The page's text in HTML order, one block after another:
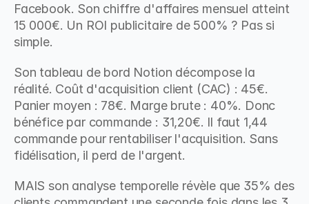
Facebook. Son chiffre d'affaires mensuel atteint
15 000€. Un ROI publicitaire de 500% ? Pas si
simple.
Son tableau de bord Notion décompose la
réalité. Coût d'acquisition client (CAC) : 45€.
Panier moyen : 78€. Marge brute : 40%. Donc
bénéfice par commande : 31,20€. Il faut 1,44
commande pour rentabiliser l'acquisition. Sans
fidélisation, il perd de l'argent.
MAIS son analyse temporelle révèle que 35% des